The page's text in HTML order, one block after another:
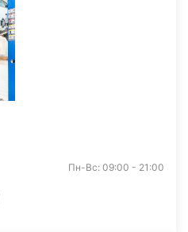
Пн-Вс: 09:00 - 21:00